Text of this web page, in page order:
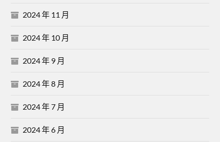
2024 年 11 月
2024 年 10 月
2024 年 9 月
2024 年 8 月
2024 年 7 月
2024 年 6 月